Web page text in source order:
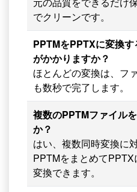
でクリーンです。
PPTMをPPTXに変換
がかかりますか？
ほとんどの変換は、フ
も数秒で完了します。
複数のPPTMファイル
か？
はい、複数同時変換に
PPTMをまとめて
変換できます。